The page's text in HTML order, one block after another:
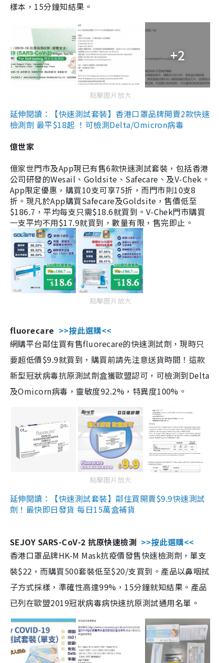
樣本，15分鐘知結果。
+2
點擊圖片放大
延伸閱讀：【快速測試套裝】香港口罩品牌開賣2款快速
檢測劑 最平$18起 ！可檢測Delta/Omicron病毒
億世家
億家世門市及App現已有售6款快速測試套裝，包括香港
公司研發的Wesail、Goldsite、Safecare、及V-Chek。
App限定優惠，購買10支可享75折，而門市則10支8
折。現凡於App購買Safecare及Goldsite，售價低至
$186.7，平均每支只需$18.6就買到。V-Chek門市購買
一支平均不用$17.9就買到，數量有限，售完即止。
點擊圖片放大
fluorecare >>按此選購<<
網購平台鄰住買有售fluorecare的快速測試劑，現時只
要超低價$9.9就買到，購買前請先注意送貨時間！這款
新型冠狀病毒抗原測試劑盒獲歐盟認可，可檢測到Delta
及Omicorn病毒，靈敏度92.2%，特異度100%。
點擊圖片放大
延伸閱讀：【快速測試套裝】鄰住買開賣$9.9快速測試
劑！最快即日發貨 每日15萬盒補貨
SEJOY SARS-CoV-2 抗原快速檢測 >>按此選購<<
香港口罩品牌HK-M Mask抗疫價發售快速檢測劑，單支
裝$22，而購買500套裝低至$20/支買到。產品以鼻咽拭
子方式採樣，準確性高達99%，15分鐘就知結果。產品
已列在歐盟2019冠狀病毒病快速抗原測試通用名單。